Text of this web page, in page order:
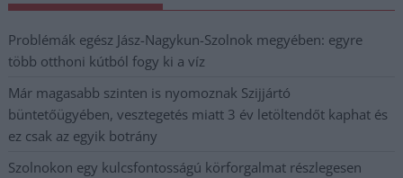
Problémák egész Jász-Nagykun-Szolnok megyében: egyre
több otthoni kútból fogy ki a víz
Már magasabb szinten is nyomoznak Szijjártó
büntetőügyében, vesztegetés miatt 3 év letöltendőt kaphat és
ez csak az egyik botrány
Szolnokon egy kulcsfontosságú körforgalmat részlegesen